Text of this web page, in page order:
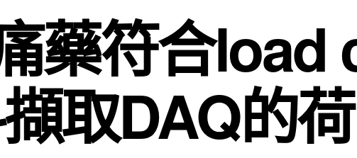
藥符合load
取DAQ的